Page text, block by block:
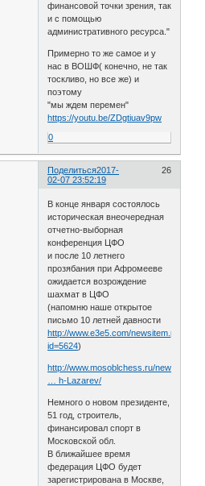
финансовой точки зрения, так
и с помощью
административного ресурса."
Примерно то же самое и у
нас в ВОШФ( конечно, не так
тоскливо, но все же) и
поэтому
"мы ждем перемен"
https://youtu.be/ZDgtiuav9pw
0
Поделиться 26
2017-
02-07 23:52:19
В конце января состоялось
историческая внеочередная
отчетно-выборная
конференция ЦФО
и после 10 летнего
прозябания при Афромееве
ожидается возрождение
шахмат в ЦФО
(напомню наше открытое
письмо 10 летней давности
http://www.e3e5.com/newsitem.php?
id=5624)
http://www.mosoblchess.ru/news/
… h-Lazarev/
Немного о новом президенте,
51 год, строитель,
финансировал спорт в
Московской обл.
В ближайшее время
федерация ЦФО будет
зарегистрирована в Москве,